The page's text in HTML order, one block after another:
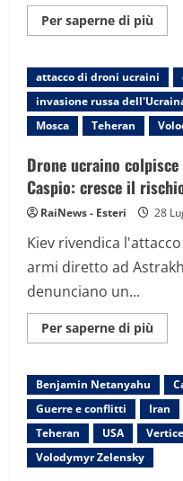
Per saperne di più
a
il
la
ma
resta
la
di
attacco di droni ucraini
invasione russa
Mosca
Teheran
Drone ucraino
Caspio: cresce il
RaiNews - Esteri 28
Kiev rivendica
armi diretto ad
denunciano un...
Per saperne di più
nave
nel
Mar
cresce
Benjamin Netanyahu
Guerre e conflitti
Iran
Teheran
USA
Volodymyr Zelensky